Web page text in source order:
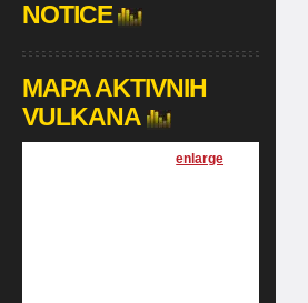
NOTICE
MAPA AKTIVNIH
VULKANA
[enlarge